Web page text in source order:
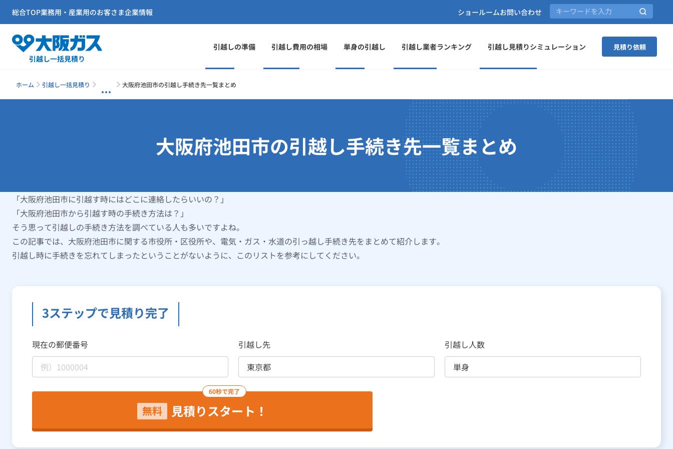
引越し一括見積り
引越しの準備 引越し費用の相場 単身の引越し 引越し業者ランキング 引越し見積りシミュレーション 見積り依頼
総合TOP業務用・産業用のお客さま企業情報 ショールームお問い合わせ
ホーム 引越し一括見積り 大阪府池田市の引越し手続き先一覧まとめ
大阪府池田市の引越し手続き先一覧まとめ
「大阪府池田市に引越す時にはどこに連絡したらいいの？」
「大阪府池田市から引越す時の手続き方法は？」
そう思って引越しの手続き方法を調べている人も多いですよね。
この記事では、大阪府池田市に関する市役所・区役所や、電気・ガス・水道の引っ越し手続き先をまとめて紹介します。
引越し時に手続きを忘れてしまったということがないように、このリストを参考にしてください。
3ステップで見積り完了
現在の郵便番号 引越し先 引越し人数
60秒で完了
無料 見積りスタート！